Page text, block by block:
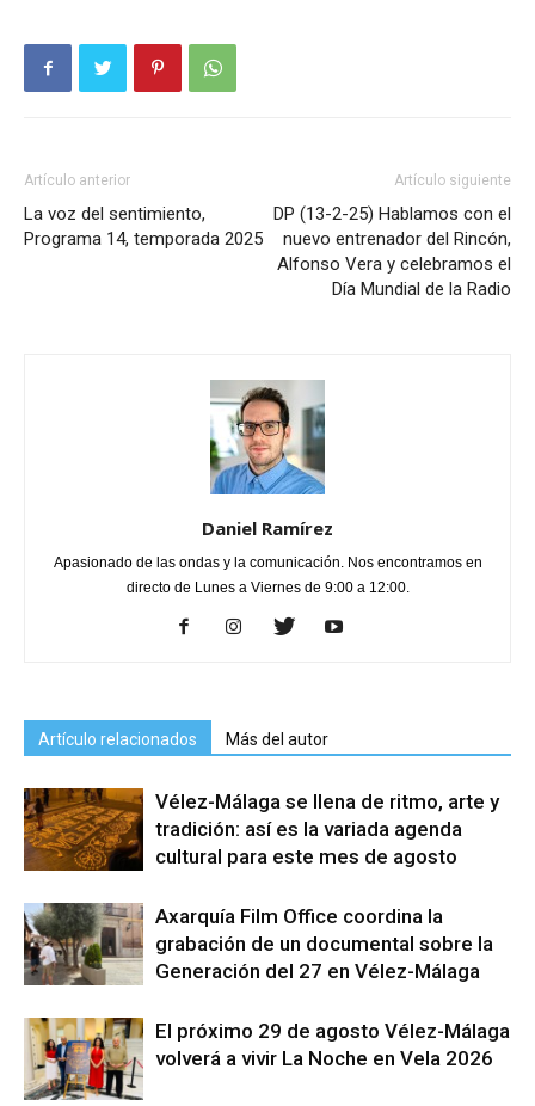
Artículo anterior
La voz del sentimiento,
Programa 14, temporada 2025
Artículo siguiente
DP (13-2-25) Hablamos con el
nuevo entrenador del Rincón,
Alfonso Vera y celebramos el
Día Mundial de la Radio
Daniel Ramírez
Apasionado de las ondas y la comunicación. Nos encontramos en
directo de Lunes a Viernes de 9:00 a 12:00.
Artículo relacionados Más del autor
Vélez-Málaga se llena de ritmo, arte y
tradición: así es la variada agenda
cultural para este mes de agosto
Axarquía Film Office coordina la
grabación de un documental sobre la
Generación del 27 en Vélez-Málaga
El próximo 29 de agosto Vélez-Málaga
volverá a vivir La Noche en Vela 2026